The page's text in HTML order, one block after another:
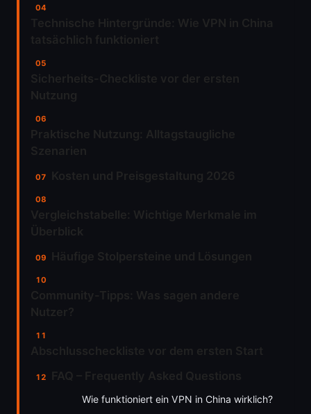
Wie funktioniert ein VPN in China wirklich?